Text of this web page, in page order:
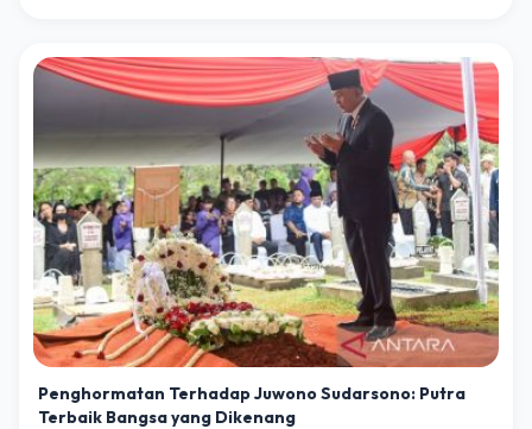
Penghormatan Terhadap Juwono Sudarsono: Putra
Terbaik Bangsa yang Dikenang